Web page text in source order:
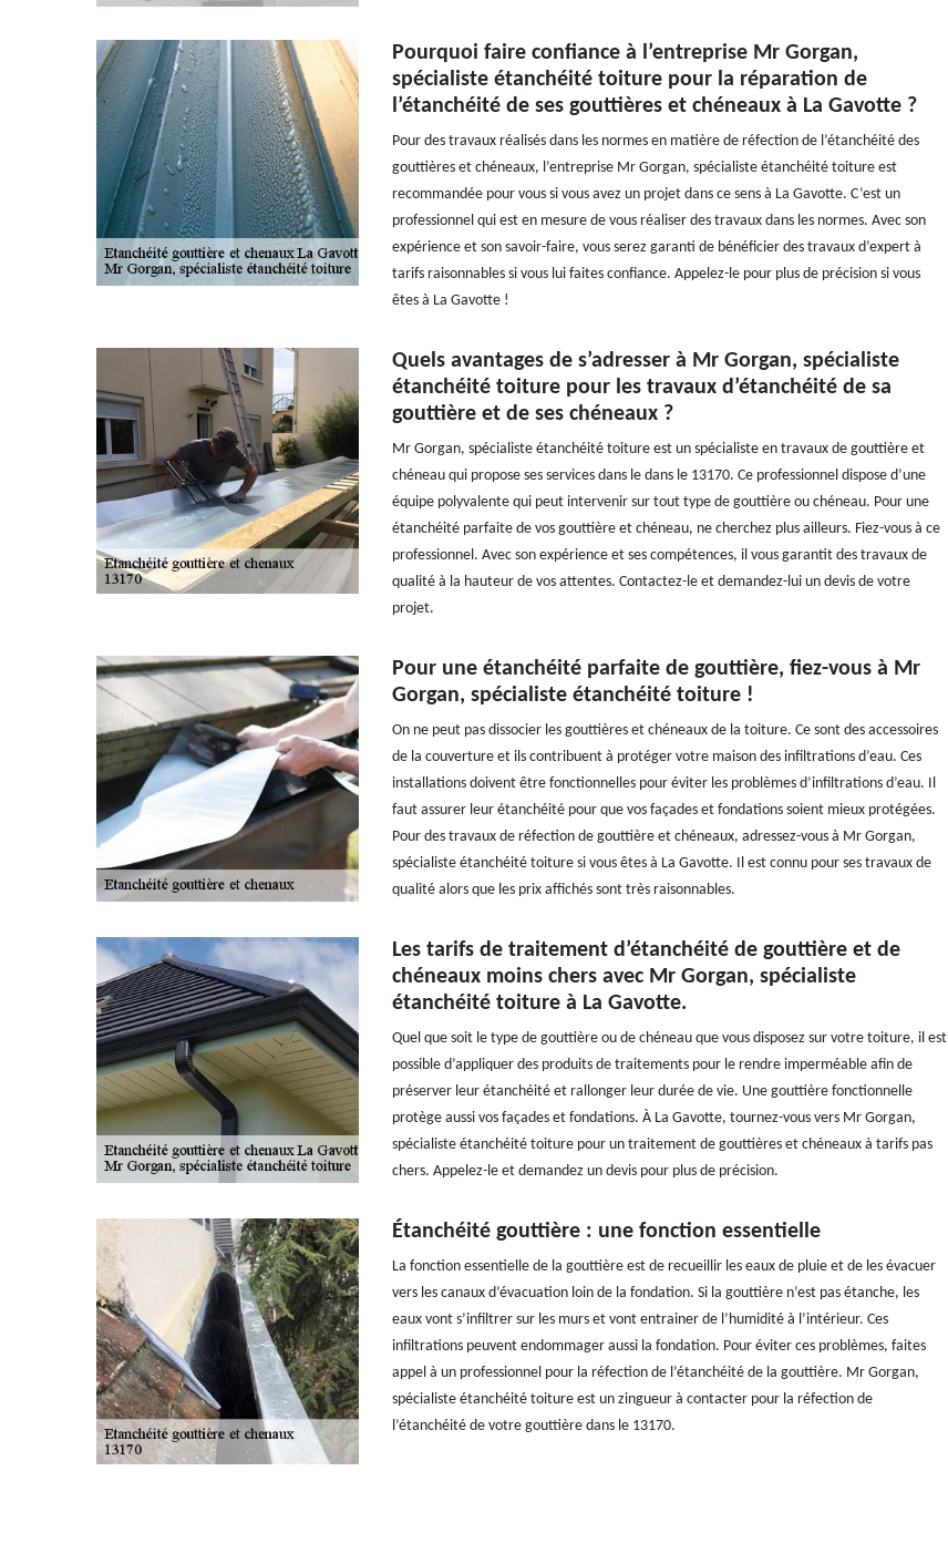
Pourquoi faire confiance à l’entreprise Mr Gorgan,
spécialiste étanchéité toiture pour la réparation de
l’étanchéité de ses gouttières et chéneaux à La Gavotte ?
Pour des travaux réalisés dans les normes en matière de réfection de l’étanchéité des
gouttières et chéneaux, l’entreprise Mr Gorgan, spécialiste étanchéité toiture est
recommandée pour vous si vous avez un projet dans ce sens à La Gavotte. C’est un
professionnel qui est en mesure de vous réaliser des travaux dans les normes. Avec son
expérience et son savoir-faire, vous serez garanti de bénéficier des travaux d’expert à
tarifs raisonnables si vous lui faites confiance. Appelez-le pour plus de précision si vous
êtes à La Gavotte !
Quels avantages de s’adresser à Mr Gorgan, spécialiste
étanchéité toiture pour les travaux d’étanchéité de sa
gouttière et de ses chéneaux ?
Mr Gorgan, spécialiste étanchéité toiture est un spécialiste en travaux de gouttière et
chéneau qui propose ses services dans le dans le 13170. Ce professionnel dispose d’une
équipe polyvalente qui peut intervenir sur tout type de gouttière ou chéneau. Pour une
étanchéité parfaite de vos gouttière et chéneau, ne cherchez plus ailleurs. Fiez-vous à ce
professionnel. Avec son expérience et ses compétences, il vous garantit des travaux de
qualité à la hauteur de vos attentes. Contactez-le et demandez-lui un devis de votre
projet.
Pour une étanchéité parfaite de gouttière, fiez-vous à Mr
Gorgan, spécialiste étanchéité toiture !
On ne peut pas dissocier les gouttières et chéneaux de la toiture. Ce sont des accessoires
de la couverture et ils contribuent à protéger votre maison des infiltrations d’eau. Ces
installations doivent être fonctionnelles pour éviter les problèmes d’infiltrations d’eau. Il
faut assurer leur étanchéité pour que vos façades et fondations soient mieux protégées.
Pour des travaux de réfection de gouttière et chéneaux, adressez-vous à Mr Gorgan,
spécialiste étanchéité toiture si vous êtes à La Gavotte. Il est connu pour ses travaux de
qualité alors que les prix affichés sont très raisonnables.
Les tarifs de traitement d’étanchéité de gouttière et de
chéneaux moins chers avec Mr Gorgan, spécialiste
étanchéité toiture à La Gavotte.
Quel que soit le type de gouttière ou de chéneau que vous disposez sur votre toiture, il est
possible d’appliquer des produits de traitements pour le rendre imperméable afin de
préserver leur étanchéité et rallonger leur durée de vie. Une gouttière fonctionnelle
protège aussi vos façades et fondations. À La Gavotte, tournez-vous vers Mr Gorgan,
spécialiste étanchéité toiture pour un traitement de gouttières et chéneaux à tarifs pas
chers. Appelez-le et demandez un devis pour plus de précision.
Étanchéité gouttière : une fonction essentielle
La fonction essentielle de la gouttière est de recueillir les eaux de pluie et de les évacuer
vers les canaux d’évacuation loin de la fondation. Si la gouttière n’est pas étanche, les
eaux vont s’infiltrer sur les murs et vont entrainer de l’humidité à l’intérieur. Ces
infiltrations peuvent endommager aussi la fondation. Pour éviter ces problèmes, faites
appel à un professionnel pour la réfection de l’étanchéité de la gouttière. Mr Gorgan,
spécialiste étanchéité toiture est un zingueur à contacter pour la réfection de
l’étanchéité de votre gouttière dans le 13170.